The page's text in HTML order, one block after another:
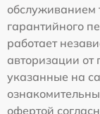
обслуживанием
гарантийного
работает
авторизации от
указанные на
офертой